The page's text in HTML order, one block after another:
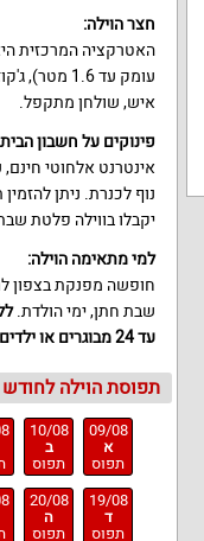
חצר הוילה:
האטרקציה המרכזית
איש, שולחן מתקפל.
פינוקים על חשבון
נוף לכנרת. ניתן
יקבלו בווילה פלטת
למי מתאימה הוילה:
חופשה מפנקת בצפון
שבת חתן, ימי הולדת.
עד 24 מבוגרים או ילדים + 2 תינוקות.
תפוסת הוילה
09/08
א
תפוס
10/08
ב
תפוס
19/08
ד
תפוס
20/08
ה
תפוס